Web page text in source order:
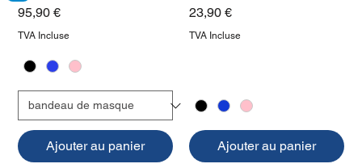
Prix
95,90 €
TVA Incluse
Ajouter au panier
Prix
23,90 €
TVA Incluse
Ajouter au panier